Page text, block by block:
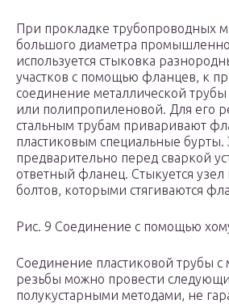
При прокладке трубопроводных
большого диаметра
используется стыковка
участков с помощью фланцев, к
соединение металлической
или полипропиленовой. Для его
стальным трубам приваривают
пластиковым специальные бурты.
предварительно перед сваркой
ответный фланец. Стыкуется
болтов, которыми стягиваются
Рис. 9 Соединение с помощью
Соединение пластиковой трубы с
резьбы можно провести
полукустарными методами, не